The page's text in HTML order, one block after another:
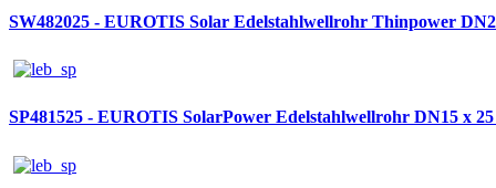
SW482025 - EUROTIS Solar Edelstahlwellrohr Thinpower
SP481525 - EUROTIS SolarPower Edelstahlwellrohr DN15 x